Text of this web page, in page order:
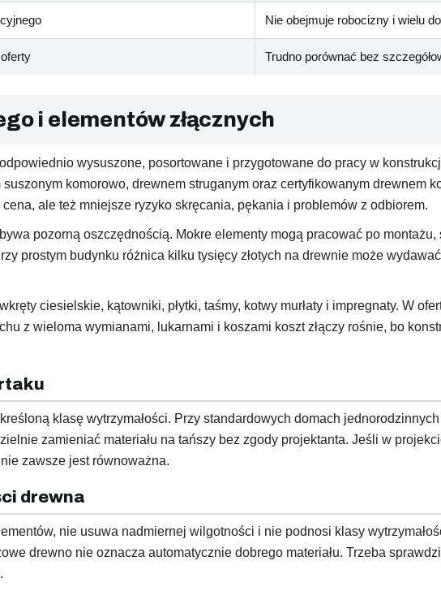
Nie obejmuje robocizny i wielu
Trudno porównać bez
i elementów złącznych
wysuszone, posortowane i przygotowane do pracy w
komorowo, drewnem struganym oraz certyfikowanym drewnem
ale też mniejsze ryzyko skręcania, pękania i problemów z odbiorem.
pozorną oszczędnością. Mokre elementy mogą pracować po
prostym budynku różnica kilku tysięcy złotych na drewnie może
ciesielskie, kątowniki, płytki, taśmy, kotwy murłaty i impregnaty. W
z wieloma wymianami, lukarnami i koszami koszt złączy rośnie, bo
klasę wytrzymałości. Przy standardowych domach
zamieniać materiału na tańszy bez zgody projektanta. Jeśli w
zawsze jest równoważna.
drewna
nie usuwa nadmiernej wilgotności i nie podnosi klasy
drewno nie oznacza automatycznie dobrego materiału. Trzeba